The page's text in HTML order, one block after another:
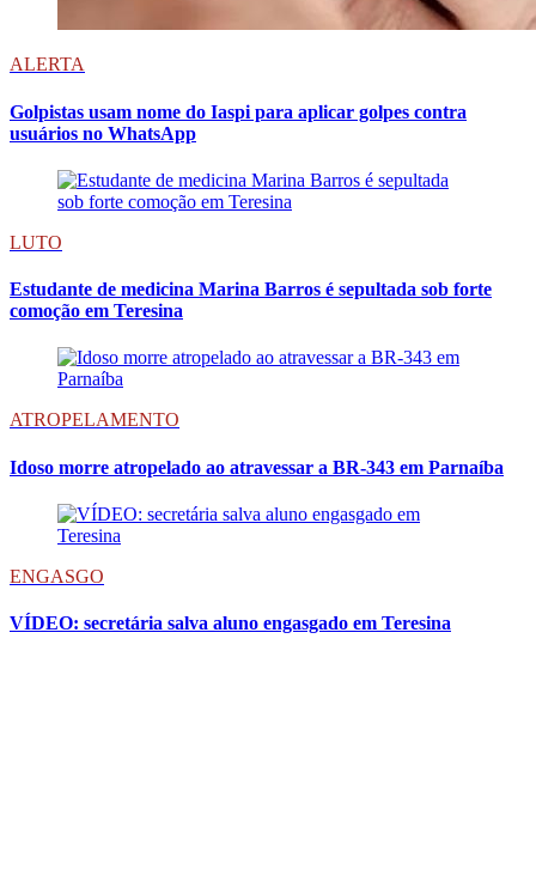
ALERTA
Golpistas usam nome do Iaspi para aplicar golpes contra
usuários no WhatsApp
LUTO
Estudante de medicina Marina Barros é sepultada sob forte
comoção em Teresina
ATROPELAMENTO
Idoso morre atropelado ao atravessar a BR-343 em Parnaíba
ENGASGO
VÍDEO: secretária salva aluno engasgado em Teresina